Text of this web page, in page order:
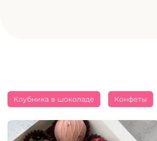
Клубника в шоколаде Конфеты